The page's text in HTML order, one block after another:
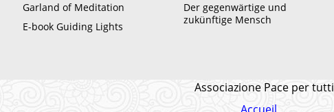
Garland of Meditation
E-book Guiding Lights
Der gegenwärtige und
zukünftige Mensch
Associazione Pace per tutti